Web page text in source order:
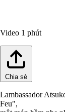
Video 1 phút
Chia sẻ
Lambassador
Feu",